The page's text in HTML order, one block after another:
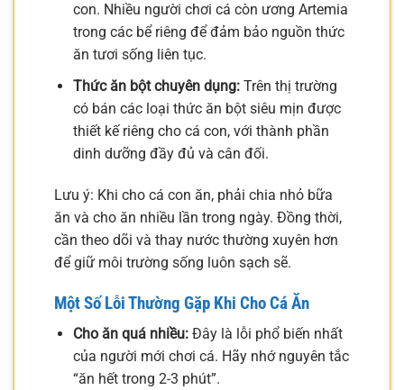
con. Nhiều người chơi cá còn ương Artemia
trong các bể riêng để đảm bảo nguồn thức
ăn tươi sống liên tục.
Thức ăn bột chuyên dụng:Trên thị trường
có bán các loại thức ăn bột siêu mịn được
thiết kế riêng cho cá con, với thành phần
dinh dưỡng đầy đủ và cân đối.
Lưu ý: Khi cho cá con ăn, phải chia nhỏ bữa
ăn và cho ăn nhiều lần trong ngày. Đồng thời,
cần theo dõi và thay nước thường xuyên hơn
để giữ môi trường sống luôn sạch sẽ.
Một Số Lỗi Thường Gặp Khi Cho Cá Ăn
Cho ăn quá nhiều:Đây là lỗi phổ biến nhất
của người mới chơi cá. Hãy nhớ nguyên tắc
“ăn hết trong 2-3 phút”.